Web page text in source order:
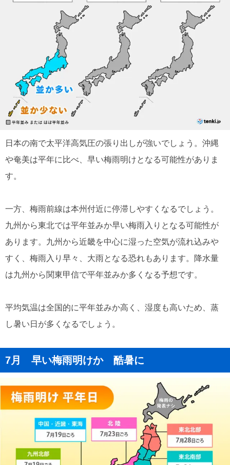
日本の南で太平洋高気圧の張り出しが強いでしょう。沖縄
や奄美は平年に比べ、早い梅雨明けとなる可能性がありま
す。
一方、梅雨前線は本州付近に停滞しやすくなるでしょう。
九州から東北では平年並みか早い梅雨入りとなる可能性が
あります。九州から近畿を中心に湿った空気が流れ込みや
すく、梅雨入り早々、大雨となる恐れもあります。降水量
は九州から関東甲信で平年並みか多くなる予想です。
平均気温は全国的に平年並みか高く、湿度も高いため、蒸
し暑い日が多くなるでしょう。
7月 早い梅雨明けか 酷暑に